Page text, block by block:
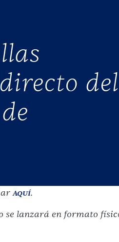
del
AQUÍ.
se lanzará en formato